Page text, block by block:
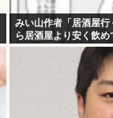
みい山作者「居酒屋
ら居酒屋より安く飲
る」